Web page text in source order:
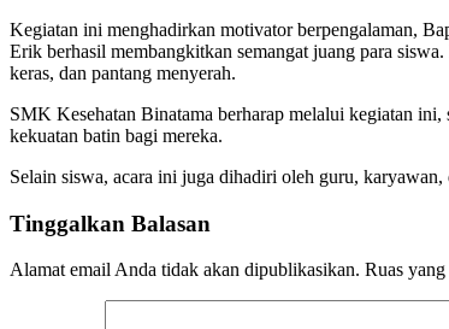
Kegiatan ini menghadirkan motivator berpengalaman,
Erik berhasil membangkitkan semangat juang para
keras, dan pantang menyerah.
SMK Kesehatan Binatama berharap melalui kegiatan
kekuatan batin bagi mereka.
Selain siswa, acara ini juga dihadiri oleh guru, karyawan,
Tinggalkan Balasan
Alamat email Anda tidak akan dipublikasikan. Ruas